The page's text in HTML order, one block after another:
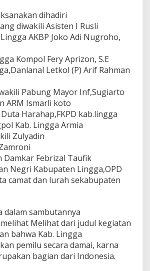
a
P
a
P
i
s
dihadiri
diwakili Asisten I Rusli
AKBP Joko Adi Nugroho,
Kompol Fery Aprizon, S.E
Letkol (P) Arif Rahman
Pabung Mayor Inf,Sugiarto
ARM Ismarli koto
Harahap,FKPD kab.lingga
Kab. Lingga Armia
Zulyadin
Damkar Febrizal Taufik
Negri Kabupaten Lingga,OPD
camat dan lurah sekabupaten
dalam sambutannya
Melihat dari judul kegiatan
bahwa Kab. Lingga
pemilu secara damai, karna
bagian dari Indonesia.